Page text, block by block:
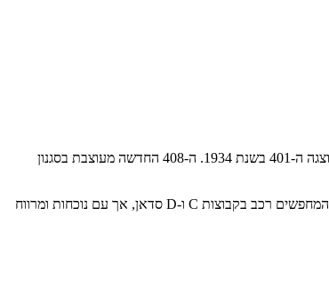
קבוצת לובינסקי משיקה בישראל את פיג'ו 408 החדשה. ה-408 החדשה מחזירה את סדרה 400 המיתולוגית של פיג'ו ששורשיה נפרשים על פני כמעט 90 שנים, מאז הוצגה ה-401 בשנת 1934. ה-408 החדשה מעוצבת בסגנון
בזכות רכב בסיס גלגלים ארוך במיוחד (279 ס"מ), ל-408 יש את תא הנוסעים המרווח ביותר במשפחת דגמי פיג'ו. פיג'ו 408 החדשה תציע פתרון שימושי עבור לקוחות המחפשים רכב בקבוצות C ו-D סדאן, אך עם נוכחות ומרווח